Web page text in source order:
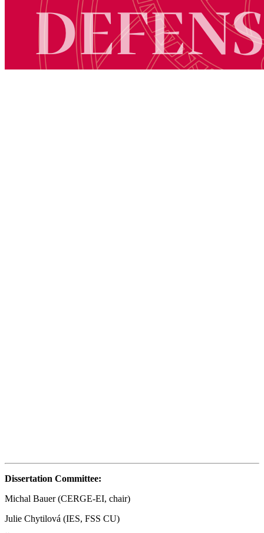
Dissertation Committee:
Michal Bauer (CERGE-EI, chair)
Julie Chytilová (IES, FSS CU)